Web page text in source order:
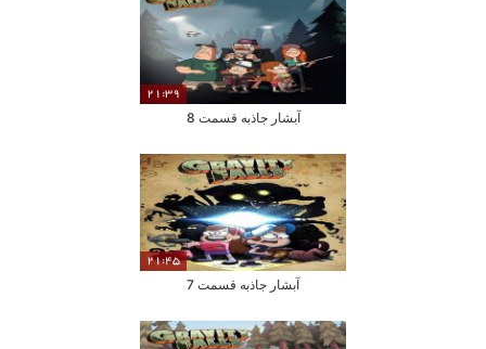
21:39
آبشار جاذبه قسمت 8
21:45
آبشار جاذبه قسمت 7